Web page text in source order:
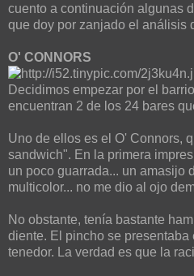
cuento a continuación algunas
que doy por zanjado el análisis
O' CONNORS
Decidimos empezar por el
encuentran 2 de los 24 bares
Uno de ellos es el O' Connors,
sandwich". En la primera
un poco guarrada... un amasijo
multicolor... no me dio al ojo
No obstante, tenía bastante
diente. El pincho se
tenedor. La verdad es que la